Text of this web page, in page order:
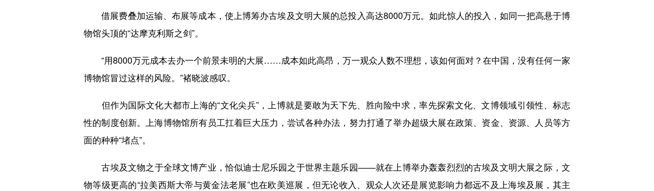
借展费叠加运输、布展等成本，使上博筹办古埃及文明大展的总投入高达8000万元。如此惊人的投入，如同一把高悬于博
物馆头顶的“达摩克利斯之剑”。
“用8000万元成本去办一个前景未明的大展……成本如此高昂，万一观众人数不理想，该如何面对？在中国，没有任何一家
博物馆冒过这样的风险。”褚晓波感叹。
但作为国际文化大都市上海的“文化尖兵”，上博就是要敢为天下先、胜向险中求，率先探索文化、文博领域引领性、标志
性的制度创新。上海博物馆所有员工扛着巨大压力，尝试各种办法，努力打通了举办超级大展在政策、资金、资源、人员等方
面的种种“堵点”。
古埃及文物之于全球文博产业，恰似迪士尼乐园之于世界主题乐园——就在上博举办轰轰烈烈的古埃及文明大展之际，文
物等级更高的“拉美西斯大帝与黄金法老展”也在欧美巡展，但无论收入、观众人次还是展览影响力都远不及上海埃及展，其主